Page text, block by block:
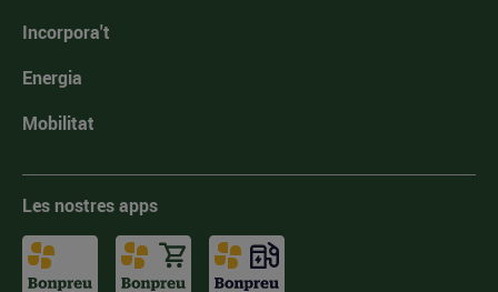
Incorpora't
Energia
Mobilitat
Les nostres apps